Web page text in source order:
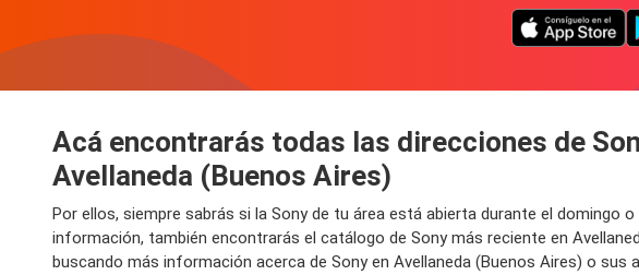
Acá encontrarás todas las direcciones de
Avellaneda (Buenos Aires)
Por ellos, siempre sabrás si la Sony de tu área está abierta durante el domingo
información, también encontrarás el catálogo de Sony más reciente en
buscando más información acerca de Sony en Avellaneda (Buenos Aires) o sus